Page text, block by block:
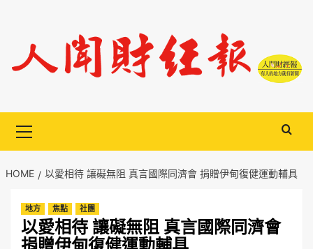
content
Menu
HOME 以愛相待 讓礙無阻 真言國際同濟會 捐贈伊甸復健運動輔具
地方 焦點 社團
以愛相待 讓礙無阻 真言國際同濟會